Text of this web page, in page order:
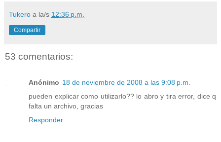
Tukero a la/s 12:36 p.m.
Compartir
53 comentarios:
Anónimo 18 de noviembre de 2008 a las 9:08 p.m.
pueden explicar como utilizarlo?? lo abro y tira error, dice q
falta un archivo, gracias
Responder